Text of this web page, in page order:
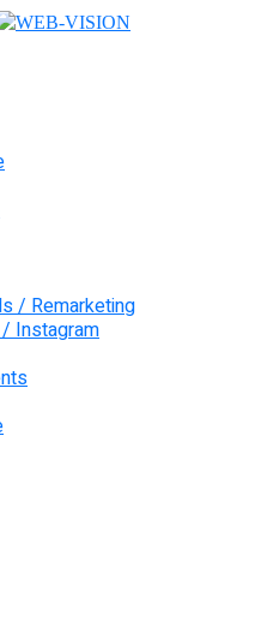
/ Remarketing
Instagram